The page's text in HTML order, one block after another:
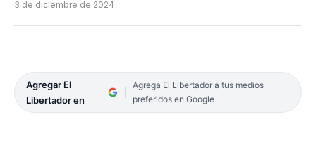
3 de diciembre de 2024
Agregar El
Libertador en
Agrega El Libertador a tus medios
preferidos en Google